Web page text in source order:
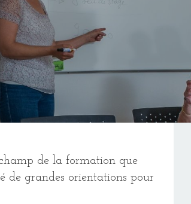
de la formation que
de grandes orientations pour